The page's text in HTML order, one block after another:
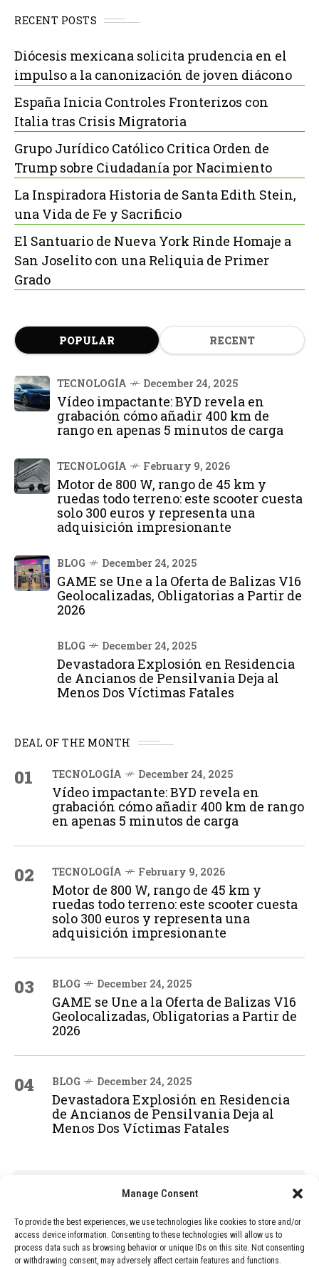
Manage Consent
To provide the best experiences, we use technologies like cookies to store and/or
access device information. Consenting to these technologies will allow us to
process data such as browsing behavior or unique IDs on this site. Not consenting
or withdrawing consent, may adversely affect certain features and functions.
RECENT POSTS
Diócesis mexicana solicita prudencia en el
impulso a la canonización de joven diácono
España Inicia Controles Fronterizos con
Italia tras Crisis Migratoria
Grupo Jurídico Católico Critica Orden de
Trump sobre Ciudadanía por Nacimiento
La Inspiradora Historia de Santa Edith Stein,
una Vida de Fe y Sacrificio
El Santuario de Nueva York Rinde Homaje a
San Joselito con una Reliquia de Primer
Grado
POPULAR RECENT
TECNOLOGÍA December 24, 2025
Vídeo impactante: BYD revela en
grabación cómo añadir 400 km de
rango en apenas 5 minutos de carga
TECNOLOGÍA February 9, 2026
Motor de 800 W, rango de 45 km y
ruedas todo terreno: este scooter cuesta
solo 300 euros y representa una
adquisición impresionante
BLOG December 24, 2025
GAME se Une a la Oferta de Balizas V16
Geolocalizadas, Obligatorias a Partir de
2026
BLOG December 24, 2025
Devastadora Explosión en Residencia
de Ancianos de Pensilvania Deja al
Menos Dos Víctimas Fatales
DEAL OF THE MONTH
01 TECNOLOGÍA December 24, 2025
Vídeo impactante: BYD revela en
grabación cómo añadir 400 km de rango
en apenas 5 minutos de carga
02 TECNOLOGÍA February 9, 2026
Motor de 800 W, rango de 45 km y
ruedas todo terreno: este scooter cuesta
solo 300 euros y representa una
adquisición impresionante
03 BLOG December 24, 2025
GAME se Une a la Oferta de Balizas V16
Geolocalizadas, Obligatorias a Partir de
2026
04 BLOG December 24, 2025
Devastadora Explosión en Residencia
de Ancianos de Pensilvania Deja al
Menos Dos Víctimas Fatales